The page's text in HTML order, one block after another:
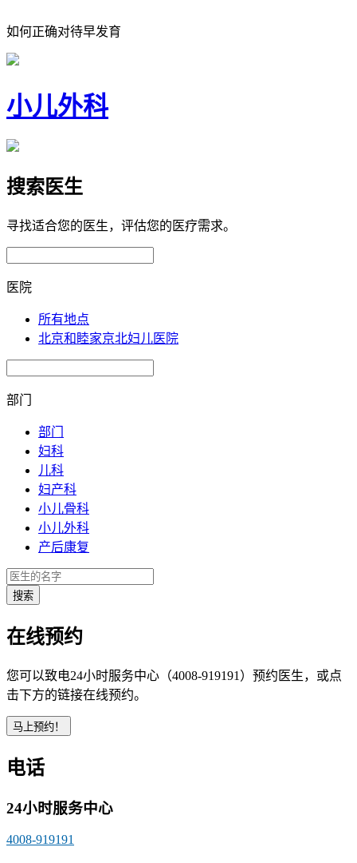
如何正确对待早发育
小儿外科
搜索医生
寻找适合您的医生，评估您的医疗需求。
医院
所有地点
北京和睦家京北妇儿医院
部门
部门
妇科
儿科
妇产科
小儿骨科
小儿外科
产后康复
在线预约
您可以致电24小时服务中心（4008-919191）预约医生，或点
击下方的链接在线预约。
电话
24小时服务中心
4008-919191